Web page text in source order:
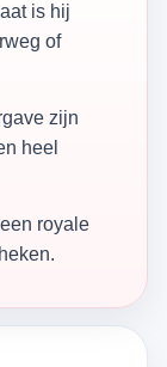
is hij
of
zijn
heel
royale